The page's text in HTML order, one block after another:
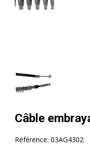
Câble
Référence: 03AG4302